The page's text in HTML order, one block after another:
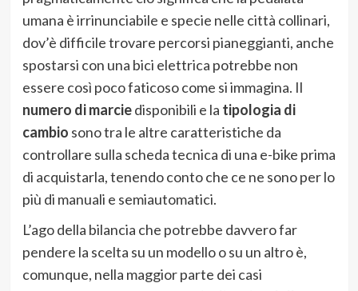
umana è irrinunciabile e specie nelle città collinari,
dov’è difficile trovare percorsi pianeggianti, anche
spostarsi con una bici elettrica potrebbe non
essere così poco faticoso come si immagina. Il
numero di marciedisponibili e la tipologia di
cambio sono tra le altre caratteristiche da
controllare sulla scheda tecnica di una e-bike prima
di acquistarla, tenendo conto che ce ne sono per lo
più di manuali e semiautomatici.
L’ago della bilancia che potrebbe davvero far
pendere la scelta su un modello o su un altro è,
comunque, nella maggior parte dei casi